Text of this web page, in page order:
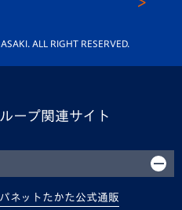
ALL RIGHT RESERVED.
ープ関連サイト
ネットたかた公式通販